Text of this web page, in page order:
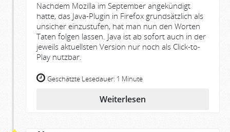
Nachdem Mozilla im September angekündigt
hatte, das Java-Plugin in Firefox grundsätzlich als
unsicher einzustufen, hat man nun den Worten
Taten folgen lassen. Java ist ab sofort auch in der
jeweils aktuellsten Version nur noch als Click-to-
Play nutzbar.
Geschätzte Lesedauer: 1 Minute
Weiterlesen